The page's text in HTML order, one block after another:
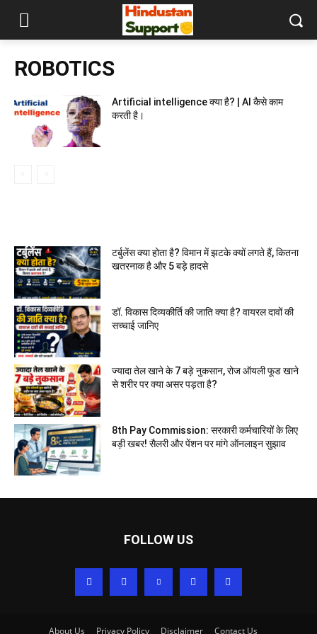
ROBOTICS
Artificial intelligence क्या है? | AI कैसे काम
करती है।
टर्बुलेंस क्या होता है? विमान में झटके क्यों लगते हैं, कितना
खतरनाक है और 5 बड़े हादसे
डॉ. विकास दिव्यकीर्ति की जाति क्या है? वायरल दावों की
सच्चाई जानिए
ज्यादा तेल खाने के 7 बड़े नुकसान, रोज ऑयली फूड खाने
से शरीर पर क्या असर पड़ता है?
8th Pay Commission: सरकारी कर्मचारियों के लिए
बड़ी खबर! सैलरी और पेंशन पर मांगे ऑनलाइन सुझाव
FOLLOW US
About Us Privacy Policy Disclaimer Contact Us